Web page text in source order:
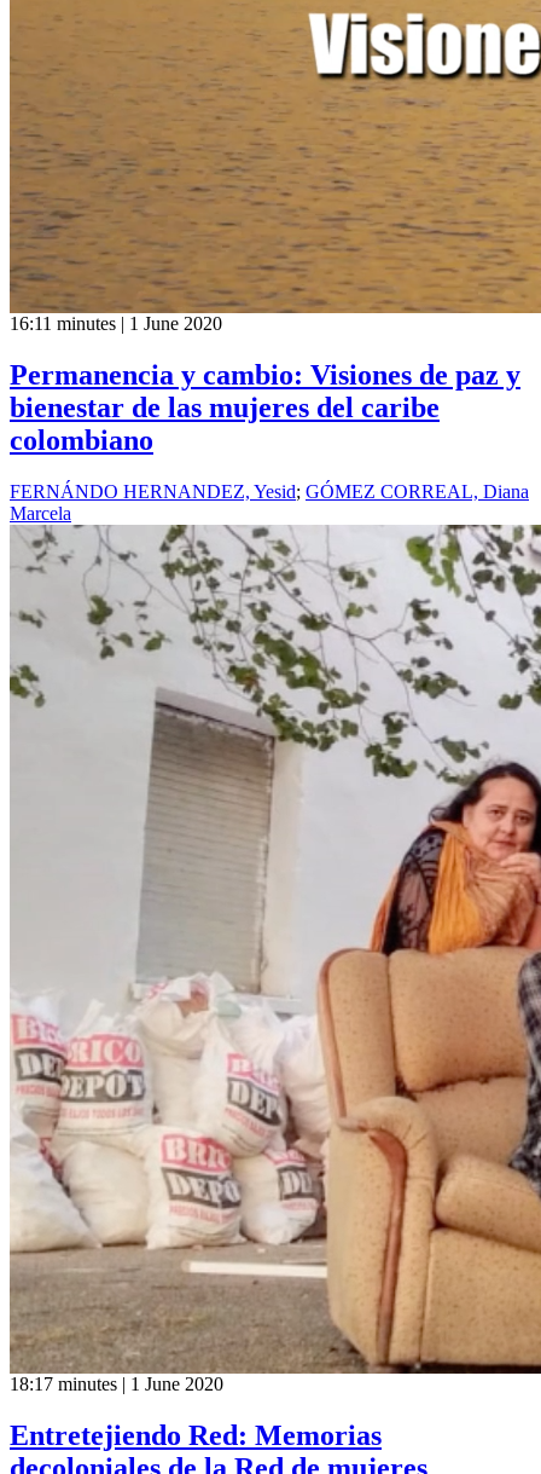
16:11 minutes | 1 June 2020
Permanencia y cambio: Visiones de paz y
bienestar de las mujeres del caribe
colombiano
FERNÁNDO HERNANDEZ, Yesid; GÓMEZ CORREAL, Diana
Marcela
18:17 minutes | 1 June 2020
Entretejiendo Red: Memorias
decoloniales de la Red de mujeres